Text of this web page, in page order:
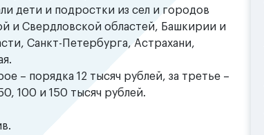
дети и подростки из сел и городов
и Свердловской областей, Башкирии и
Санкт-Петербурга, Астрахани,
– порядка 12 тысяч рублей, за третье –
100 и 150 тысяч рублей.